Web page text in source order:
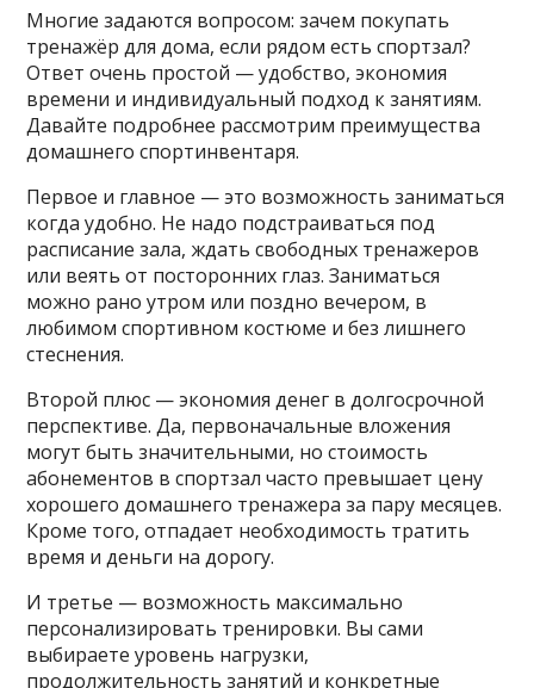
Многие задаются вопросом: зачем покупать
тренажёр для дома, если рядом есть спортзал?
Ответ очень простой — удобство, экономия
времени и индивидуальный подход к занятиям.
Давайте подробнее рассмотрим преимущества
домашнего спортинвентаря.
Первое и главное — это возможность заниматься
когда удобно. Не надо подстраиваться под
расписание зала, ждать свободных тренажеров
или веять от посторонних глаз. Заниматься
можно рано утром или поздно вечером, в
любимом спортивном костюме и без лишнего
стеснения.
Второй плюс — экономия денег в долгосрочной
перспективе. Да, первоначальные вложения
могут быть значительными, но стоимость
абонементов в спортзал часто превышает цену
хорошего домашнего тренажера за пару месяцев.
Кроме того, отпадает необходимость тратить
время и деньги на дорогу.
И третье — возможность максимально
персонализировать тренировки. Вы сами
выбираете уровень нагрузки,
продолжительность занятий и конкретные